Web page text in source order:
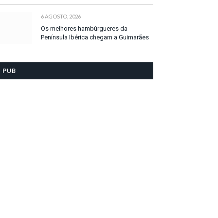
6 AGOSTO, 2026
Os melhores hambúrgueres da
Península Ibérica chegam a Guimarães
PUB